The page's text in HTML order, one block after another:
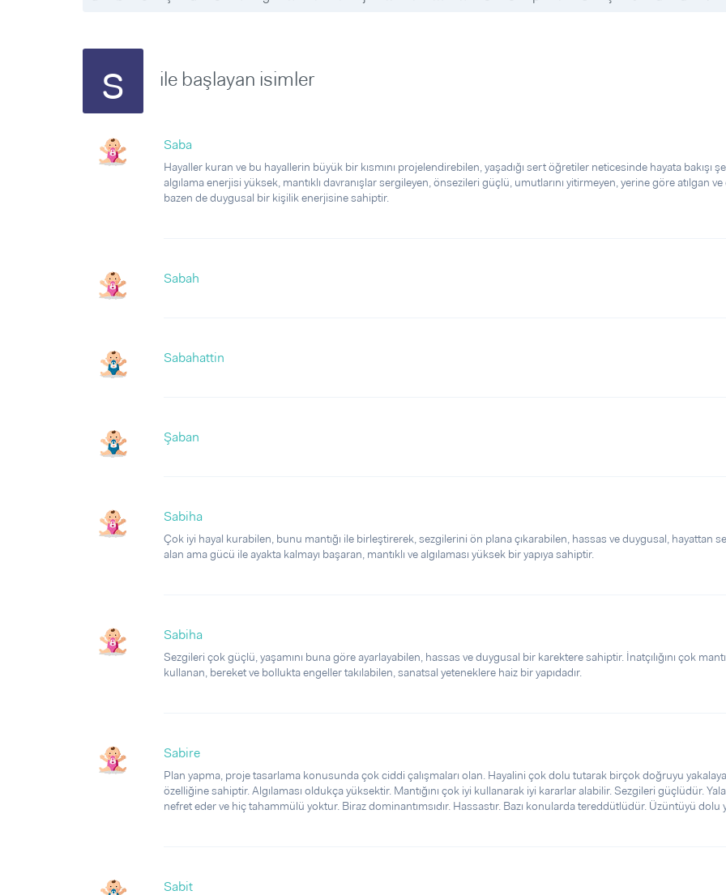
s ile başlayan isimler
Saba
Hayaller kuran ve bu hayallerin büyük bir kısmını projelendirebilen, yaşadığı sert öğretiler neticesinde hayata bakışı
algılama enerjisi yüksek, mantıklı davranışlar sergileyen, önsezileri güçlü, umutlarını yitirmeyen, yerine göre atılgan
bazen de duygusal bir kişilik enerjisine sahiptir.
Sabah
Sabahattin
Şaban
Sabiha
Çok iyi hayal kurabilen, bunu mantığı ile birleştirerek, sezgilerini ön plana çıkarabilen, hassas ve duygusal, hayattan
alan ama gücü ile ayakta kalmayı başaran, mantıklı ve algılaması yüksek bir yapıya sahiptir.
Sabiha
Sezgileri çok güçlü, yaşamını buna göre ayarlayabilen, hassas ve duygusal bir karektere sahiptir. İnatçılığını çok
kullanan, bereket ve bollukta engeller takılabilen, sanatsal yeteneklere haiz bir yapıdadır.
Sabire
Plan yapma, proje tasarlama konusunda çok ciddi çalışmaları olan. Hayalini çok dolu tutarak birçok doğruyu
özelliğine sahiptir. Algılaması oldukça yüksektir. Mantığını çok iyi kullanarak iyi kararlar alabilir. Sezgileri güçlüdür.
nefret eder ve hiç tahammülü yoktur. Biraz dominantımsıdır. Hassastır. Bazı konularda tereddütlüdür. Üzüntüyü dolu
Sabit